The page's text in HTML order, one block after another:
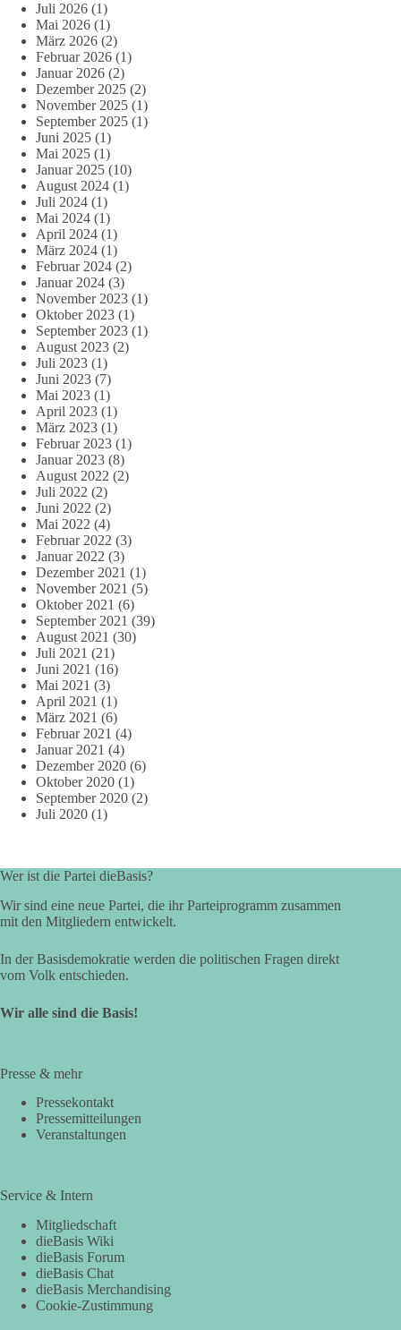
Juli 2026 (1)
Mai 2026 (1)
März 2026 (2)
Februar 2026 (1)
Januar 2026 (2)
Dezember 2025 (2)
November 2025 (1)
September 2025 (1)
Juni 2025 (1)
Mai 2025 (1)
Januar 2025 (10)
August 2024 (1)
Juli 2024 (1)
Mai 2024 (1)
April 2024 (1)
März 2024 (1)
Februar 2024 (2)
Januar 2024 (3)
November 2023 (1)
Oktober 2023 (1)
September 2023 (1)
August 2023 (2)
Juli 2023 (1)
Juni 2023 (7)
Mai 2023 (1)
April 2023 (1)
März 2023 (1)
Februar 2023 (1)
Januar 2023 (8)
August 2022 (2)
Juli 2022 (2)
Juni 2022 (2)
Mai 2022 (4)
Februar 2022 (3)
Januar 2022 (3)
Dezember 2021 (1)
November 2021 (5)
Oktober 2021 (6)
September 2021 (39)
August 2021 (30)
Juli 2021 (21)
Juni 2021 (16)
Mai 2021 (3)
April 2021 (1)
März 2021 (6)
Februar 2021 (4)
Januar 2021 (4)
Dezember 2020 (6)
Oktober 2020 (1)
September 2020 (2)
Juli 2020 (1)
Wer ist die Partei dieBasis?
Wir sind eine neue Partei, die ihr Parteiprogramm zusammen
mit den Mitgliedern entwickelt.
In der Basisdemokratie werden die politischen Fragen direkt
vom Volk entschieden.
Wir alle sind die Basis!
Presse & mehr
Pressekontakt
Pressemitteilungen
Veranstaltungen
Service & Intern
Mitgliedschaft
dieBasis Wiki
dieBasis Forum
dieBasis Chat
dieBasis Merchandising
Cookie-Zustimmung